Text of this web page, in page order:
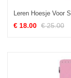
Leren Hoesje Voor
€ 18.00 € 25.00